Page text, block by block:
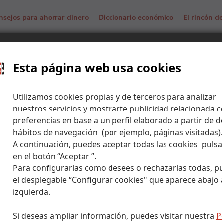
Esta página web usa cookies
Utilizamos cookies propias y de terceros para analizar
nuestros servicios y mostrarte publicidad relacionada
preferencias en base a un perfil elaborado a partir de
hábitos de navegación (por ejemplo, páginas visitadas).
A continuación, puedes aceptar todas las cookies
en el botón “Aceptar ”.
Para configurarlas como desees o rechazarlas todas,
el desplegable “Configurar cookies" que aparece abajo
izquierda.
Si deseas ampliar información, puedes visitar nuestra
para ahorrar dinero Diccionario económico El rincón
sí, dividendos no.